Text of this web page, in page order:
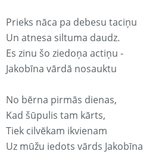
Prieks nāca pa debesu taciņu
Un atnesa siltuma daudz.
Es zinu šo ziedoņa actiņu -
Jakobīna vārdā nosauktu
No bērna pirmās dienas,
Kad šūpulis tam kārts,
Tiek cilvēkam ikvienam
Uz mūžu iedots vārds Jakobīna